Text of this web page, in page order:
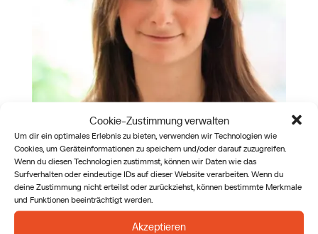
Cookie-Zustimmung verwalten
Um dir ein optimales Erlebnis zu bieten, verwenden wir Technologien wie
Cookies, um Geräteinformationen zu speichern und/oder darauf zuzugreifen.
Wenn du diesen Technologien zustimmst, können wir Daten wie das
Surfverhalten oder eindeutige IDs auf dieser Website verarbeiten. Wenn du
deine Zustimmung nicht erteilst oder zurückziehst, können bestimmte Merkmale
und Funktionen beeinträchtigt werden.
Akzeptieren
Marilynn Pankratz
vonJulia Schwendenwein|30. September 2025
Suchen